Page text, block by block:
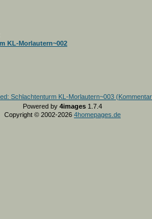
KL-Morlautern~002
Powered by 4images 1.7.4
Copyright © 2002-2026 4homepages.de